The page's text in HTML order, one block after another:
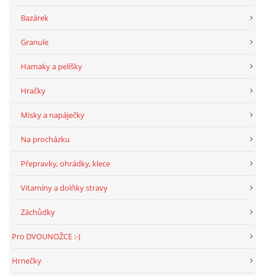
Bazárek
Granule
Hamaky a pelíšky
Hračky
Misky a napáječky
Na procházku
Přepravky, ohrádky, klece
Vitamíny a dolňky stravy
Záchůdky
Pro DVOUNOŽCE :-)
Hrnečky